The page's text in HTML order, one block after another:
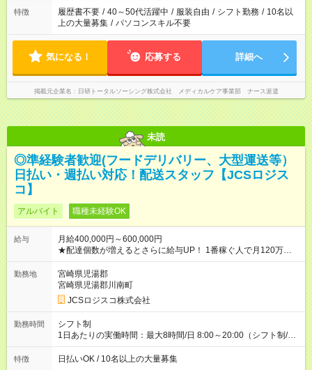
ません
特徴 履歴書不要 / 40～50代活躍中 / 服装自由 / シフト勤務 / 10名以
上の大量募集 / パソコンスキル不要
気になる！ 応募する 詳細へ
掲載元企業名 日研トータルソーシング株式会社 メディカルケア事業部 ナース派遣
未読
◎準経験者歓迎(フードデリバリー、大型運送等）
日払い・週払い対応！配送スタッフ【JCSロジス
コ】
アルバイト 職種未経験OK
給与
月給400,000円～600,000円
★配達個数が増えるとさらに給与UP！ 1番稼ぐ人で月120万ほ
ど！ ・主要都市エリア 月収55万円／週5日稼働 月収65万~112
万円／週6日稼働 ・地方郊外エリア 月収40万円／週5日稼働 月
収40万円~50万円／週6日稼働 ＜モデルイメージ＞ ■月収50万
円 (27歳男性/江東区在住)※元建築関係 1日150個配達×25日勤務
(日休み) ■月収80万円(43歳男性/墨田区在住)※元営業 1日200個
勤務地
宮崎県児湯郡
宮崎県児湯郡川南町
JCSロジスコ株式会社
勤務時間
シフト制
1日あたりの実働時間：最大8時間/日 8:00～20:00（シフト制/実
働8時間） ※週5日勤務（場所次第では週4も有り） ※配達状況に
よって時間外での勤務可能性有り ※案件により多少の前後あり
特徴 日払いOK / 10名以上の大量募集